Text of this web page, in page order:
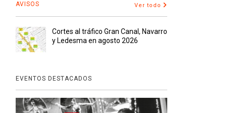
AVISOS Ver todo
Cortes al tráfico Gran Canal, Navarro
y Ledesma en agosto 2026
EVENTOS DESTACADOS